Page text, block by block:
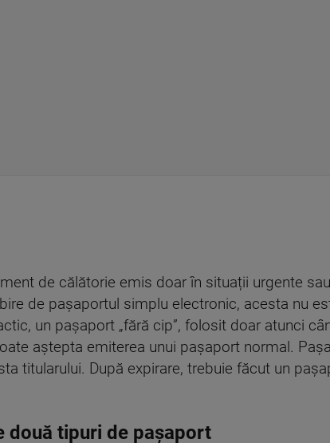
de călătorie emis doar în situații urgente
de pașaportul simplu electronic, acesta nu
un pașaport „fără cip”, folosit doar atunci
aștepta emiterea unui pașaport normal.
titularului. După expirare, trebuie făcut un
două tipuri de pașaport